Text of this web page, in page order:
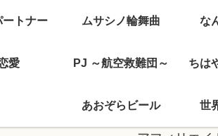
ートナー ムサシノ輪舞曲 な
愛 PJ ～航空救難団～ ちは
あおぞらビール 世